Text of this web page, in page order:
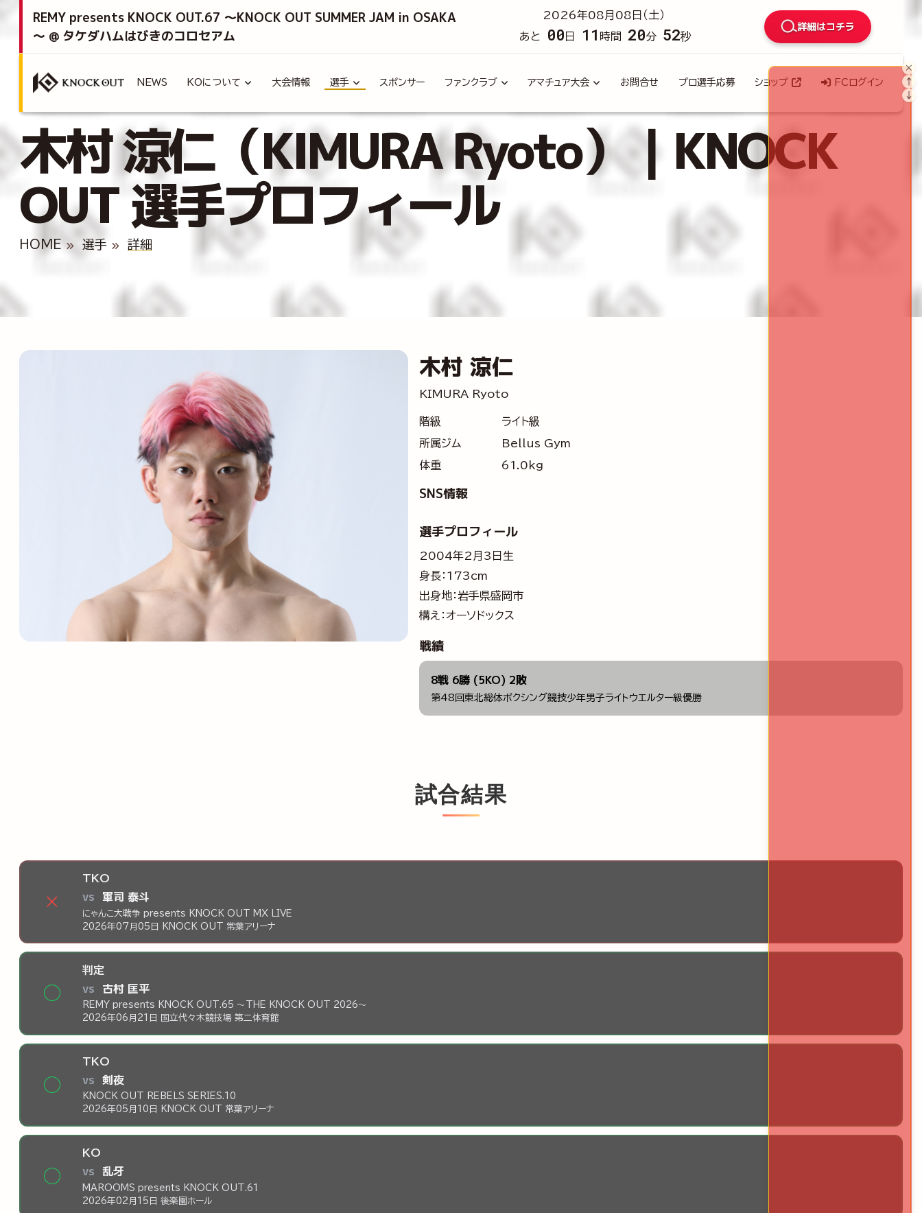
REMY presents KNOCK OUT.67 ～KNOCK OUT SUMMER JAM in OSAKA
～ @ タケダハムはびきのコロセアム
2026年08月08日（土）
あと
00 日 11 時間 20分 51秒
詳細はコチラ
NEWS KOについて 大会情報 選手 スポンサー ファンクラブ アマチュア大会 お問合せ プロ選手応募 ショップ FCログイン
木村 涼仁（KIMURA Ryoto）｜KNOCK
OUT 選手プロフィール
HOME 選手 詳細
木村 涼仁
KIMURA Ryoto
階級
ライト級
所属ジム
Bellus Gym
体重
61.0kg
SNS情報
選手プロフィール
2004年2月3日生
身長：173cm
出身地：岩手県盛岡市
構え：オーソドックス
戦績
8戦 6勝 (5KO) 2敗
第48回東北総体ボクシング競技少年男子ライトウエルター級優勝
試合結果
×
TKO
vs 軍司 泰斗
にゃんこ大戦争 presents KNOCK OUT MX LIVE
2026年07月05日 KNOCK OUT 常葉アリーナ
◯
判定
vs 古村 匡平
REMY presents KNOCK OUT.65 ～THE KNOCK OUT 2026～
2026年06月21日 国立代々木競技場 第二体育館
◯
TKO
vs 剣夜
KNOCK OUT REBELS SERIES.10
2026年05月10日 KNOCK OUT 常葉アリーナ
◯
KO
vs 乱牙
MAROOMS presents KNOCK OUT.61
2026年02月15日 後楽園ホール
×
↑
↓